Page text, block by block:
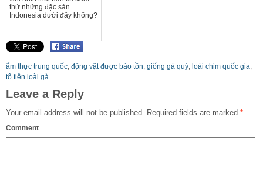
thử những đặc sản
Indonesia dưới đây không?
ẩm thực trung quốc, động vật được bảo tồn, giống gà quý, loài chim quốc gia,
tổ tiên loài gà
Leave a Reply
Your email address will not be published. Required fields are marked *
Comment